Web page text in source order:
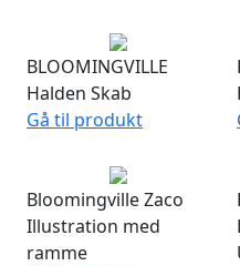
BLOOMINGVILLE
Halden Skab
Gå til produkt
Bloomingville Zaco
Illustration med
ramme